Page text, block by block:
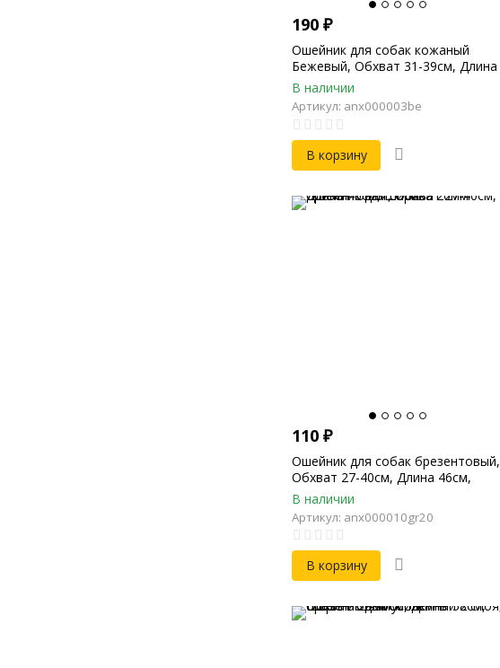
190 ₽
Ошейник для собак кожаный
Бежевый, Обхват 31-39см, Длина
45см, Ширина 20мм
В наличии
Артикул: anx000003be
В корзину
110 ₽
Ошейник для собак брезентовый,
Обхват 27-40см, Длина 46см,
Ширина 20мм
В наличии
Артикул: anx000010gr20
В корзину